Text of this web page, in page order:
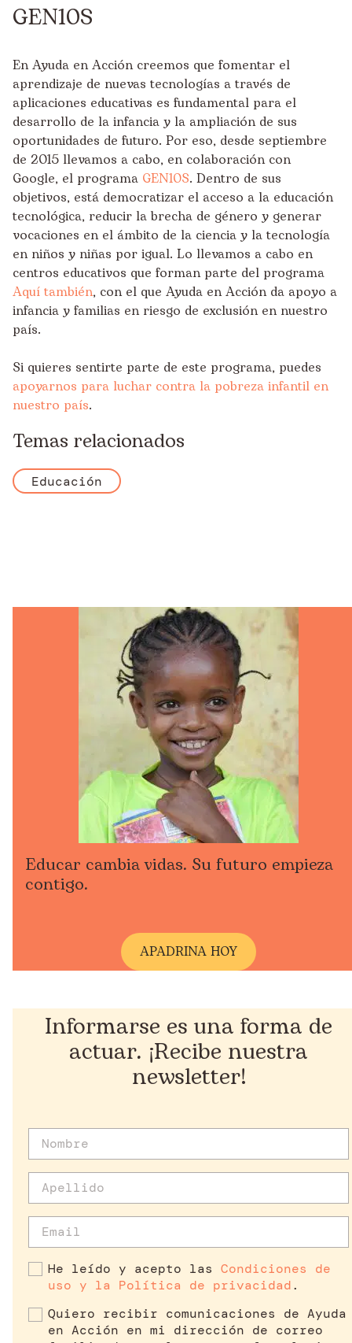
GEN10S
En Ayuda en Acción creemos que fomentar el
aprendizaje de nuevas tecnologías a través de
aplicaciones educativas es fundamental para el
desarrollo de la infancia y la ampliación de sus
oportunidades de futuro. Por eso, desde septiembre
de 2015 llevamos a cabo, en colaboración con
Google, el programa GEN10S. Dentro de sus
objetivos, está democratizar el acceso a la educación
tecnológica, reducir la brecha de género y generar
vocaciones en el ámbito de la ciencia y la tecnología
en niños y niñas por igual. Lo llevamos a cabo en
centros educativos que forman parte del programa
Aquí también, con el que Ayuda en Acción da apoyo a
infancia y familias en riesgo de exclusión en nuestro
país.
Si quieres sentirte parte de este programa, puedes
apoyarnos para luchar contra la pobreza infantil en
nuestro país.
Temas relacionados
Educación
Educar cambia vidas. Su futuro empieza
contigo.
APADRINA HOY
Informarse es una forma de
actuar. ¡Recibe nuestra
newsletter!
He leído y acepto las Condiciones de
uso y la Política de privacidad.
Quiero recibir comunicaciones de Ayuda
en Acción en mi dirección de correo